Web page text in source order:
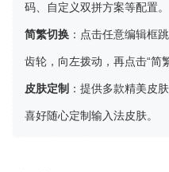
码、自定义双拼方案等配置。
简繁切换 ：点击任意编辑框
齿轮，向左拨动，再点击“简
皮肤定制 ：提供多款精美皮
喜好随心定制输入法皮肤。